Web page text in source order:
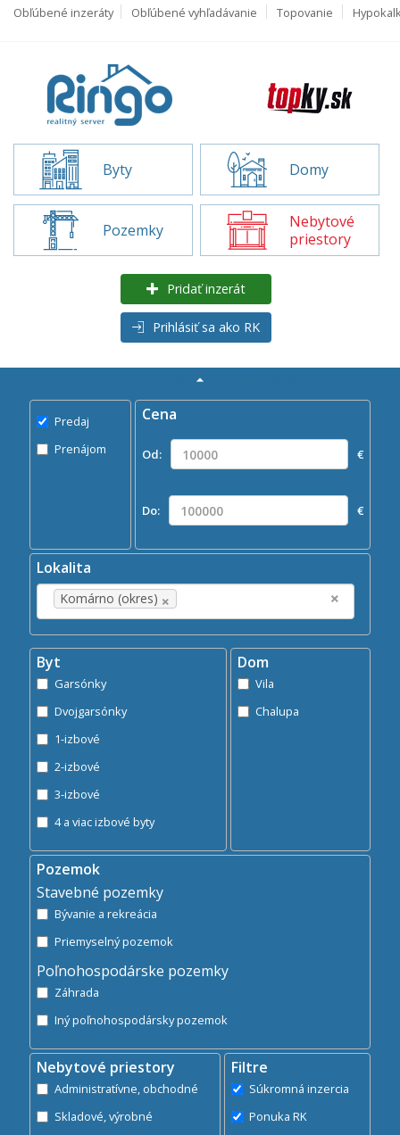
Obľúbené inzeráty Obľúbené vyhľadávanie Topovanie
Byty Domy
Pozemky
Nebytové
priestory
Pridať inzerát
Prihlásiť sa ako RK
×
Hľadaj
Predaj
Prenájom
Cena
Od: €
Do: €
Lokalita
×
×
Komárno (okres)
Byt
Garsónky
Dvojgarsónky
1-izbové
2-izbové
3-izbové
4 a viac izbové byty
Dom
Vila
Chalupa
Pozemok
Stavebné pozemky
Bývanie a rekreácia
Priemyselný pozemok
Poľnohospodárske pozemky
Záhrada
Iný poľnohospodársky pozemok
Nebytové priestory
Administratívne, obchodné
Skladové, výrobné
Filtre
Súkromná inzercia
Ponuka RK